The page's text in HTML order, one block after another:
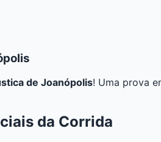
de Joanópolis! Uma prova
da Corrida